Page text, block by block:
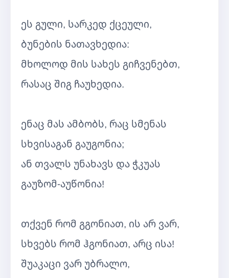
ეს გული, სარკედ ქცეული,
ბუნების ნათავხედია:
მხოლოდ მის სახეს გიჩვენებთ,
რასაც შიგ ჩაუხედია.
ენაც მას ამბობს, რაც სმენას
სხვისაგან გაუგონია;
ან თვალს უნახავს და ჭკუას
გაუზომ-აუწონია!
თქვენ რომ გგონიათ, ის არ ვარ,
სხვებს რომ ჰგონიათ, არც ისა!
შუაკაცი ვარ უბრალო,